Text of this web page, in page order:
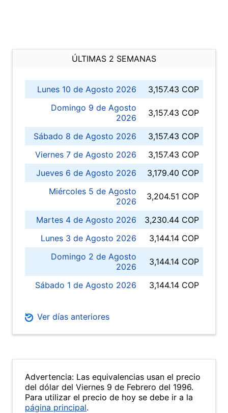
ÚLTIMAS 2 SEMANAS
Lunes 10 de Agosto 2026
3,157.43 COP
Domingo 9 de Agosto
2026
3,157.43 COP
Sábado 8 de Agosto 2026
3,157.43 COP
Viernes 7 de Agosto 2026
3,157.43 COP
Jueves 6 de Agosto 2026
3,179.40 COP
Miércoles 5 de Agosto
2026
3,204.51 COP
Martes 4 de Agosto 2026
3,230.44 COP
Lunes 3 de Agosto 2026
3,144.14 COP
Domingo 2 de Agosto
2026
3,144.14 COP
Sábado 1 de Agosto 2026 3,144.14 COP
Ver días anteriores
Advertencia: Las equivalencias usan el precio
del dólar del Viernes 9 de Febrero del 1996.
Para utilizar el precio de hoy se debe ir a la
página principal.